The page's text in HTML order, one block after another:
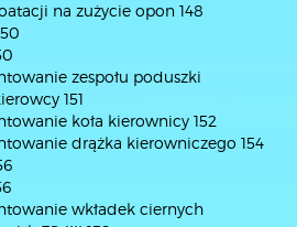
na zużycie opon 148
zespołu poduszki
151
koła kierownicy 152
drążka kierowniczego 154
wkładek ciernych